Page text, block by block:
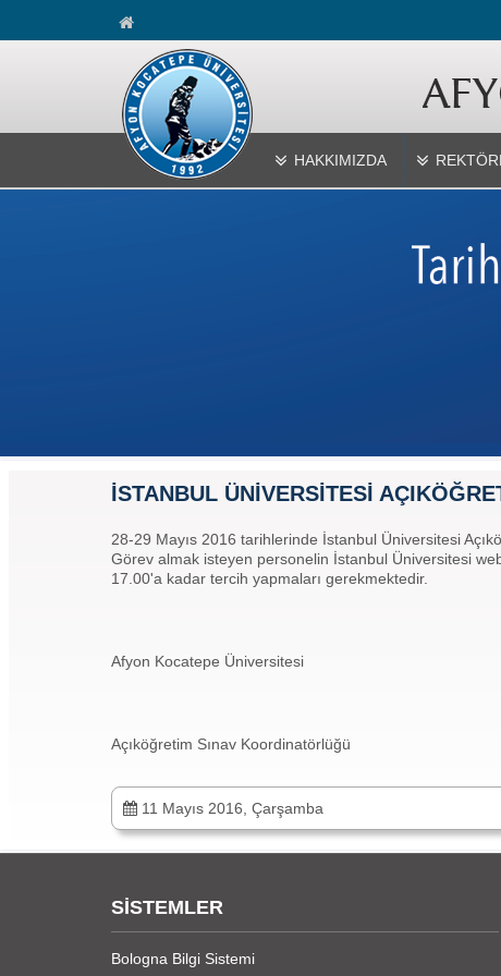
HAKKIMIZDA
İSTANBUL ÜNİVERSİTESİ
28-29 Mayıs 2016 tarihlerinde İstanbul Üniversitesi
Görev almak isteyen personelin İstanbul Üniversitesi
17.00'a kadar tercih yapmaları gerekmektedir.
Afyon Kocatepe Üniversitesi
Açıköğretim Sınav Koordinatörlüğü
11 Mayıs 2016, Çarşamba
SİSTEMLER
Bologna Bilgi Sistemi